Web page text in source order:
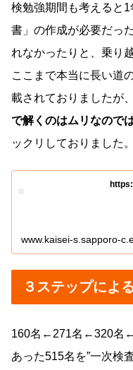
検勉強期間も考えると
書」の作成が必要だっ
れなかったりと、乗り
ここまで本当に長い道
載されておりましたが
で解くのはムリなので
ックリしておりました。
www.kaisei-s.sapporo-
３ステップによ
160名←271名←320名
あった515名を”一次検